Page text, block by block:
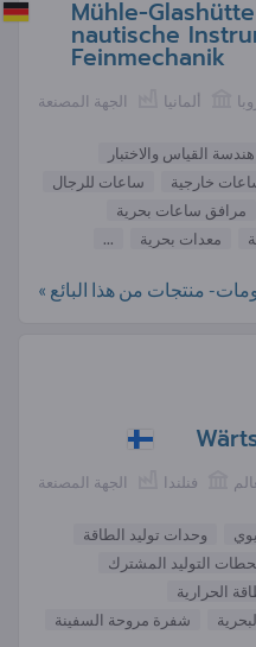
Mühle-
nautische
Feinmechanik
الجهة المصنعة ألمانيا
هندسة القياس والاختبار
خارجية
ساعات للرجال
مرافق ساعات بحرية
معدات بحرية ...
منتجات من هذا البائع »
الجهة المصنعة فنلندا
وحدات توليد الطاقة
التوليد المشترك
الحرارية
شفرة مروحة السفينة